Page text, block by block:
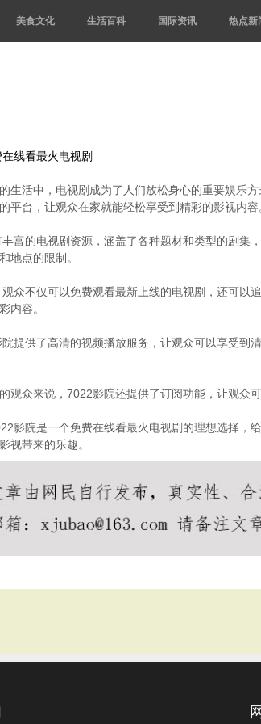
美食文化 生活百科 国际资讯 热点新
线看最火电视剧
生活中，电视剧成为了人们放松身心的重要娱乐
平台，让观众在家就能轻松享受到精彩的影视内容
富的电视剧资源，涵盖了各种题材和类型的剧集
地点的限制。
众不仅可以免费观看最新上线的电视剧，还可以
内容。
提供了高清的视频播放服务，让观众可以享受到
观众来说，7022影院还提供了订阅功能，让观众
影院是一个免费在线看最火电视剧的理想选择，
视带来的乐趣。